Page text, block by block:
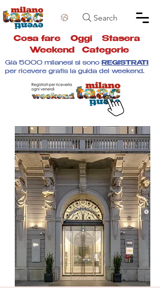
Search
Cosa fare Oggi Stasera
Weekend
Categorie
Già 5000 milanesi si sono REGISTRATI
per ricevere gratis la guida del weekend.